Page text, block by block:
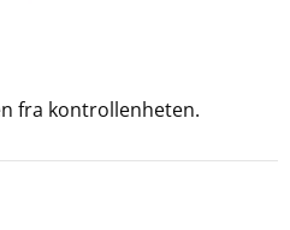
fra kontrollenheten.